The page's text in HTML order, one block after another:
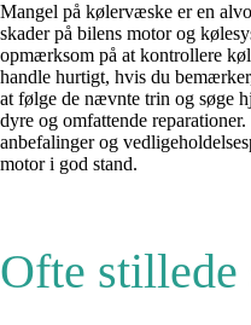
Mangel på kølervæske er en
skader på bilens motor og
opmærksom på at kontrollere
handle hurtigt, hvis du
at følge de nævnte trin og søge
dyre og omfattende
anbefalinger og
motor i god stand.
Ofte stillede